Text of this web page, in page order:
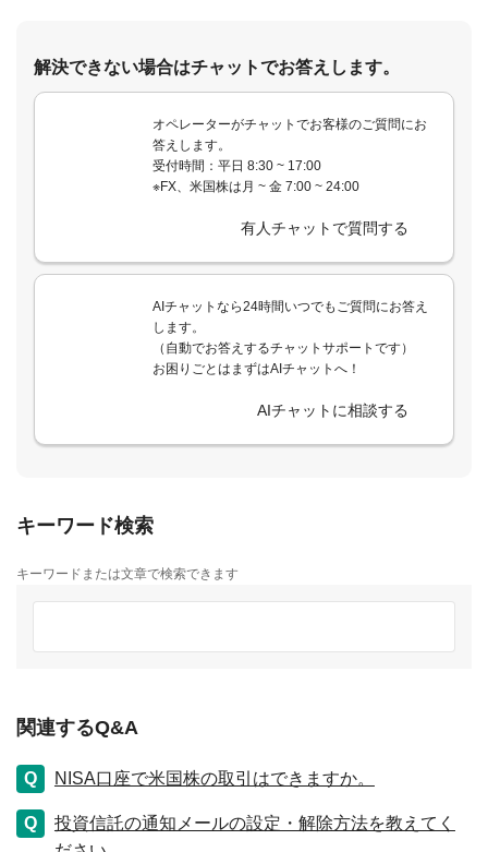
解決できない場合はチャットでお答えします。
オペレーターがチャットでお客様のご質問にお
答えします。
受付時間：平日 8:30 ~ 17:00
※FX、米国株は月 ~ 金 7:00 ~ 24:00
有人チャットで質問する
AIチャットなら24時間いつでもご質問にお答え
します。
（自動でお答えするチャットサポートです）
お困りごとはまずはAIチャットへ！
AIチャットに相談する
キーワード検索
キーワードまたは文章で検索できます
関連するQ&A
NISA口座で米国株の取引はできますか。
投資信託の通知メールの設定・解除方法を教えてく